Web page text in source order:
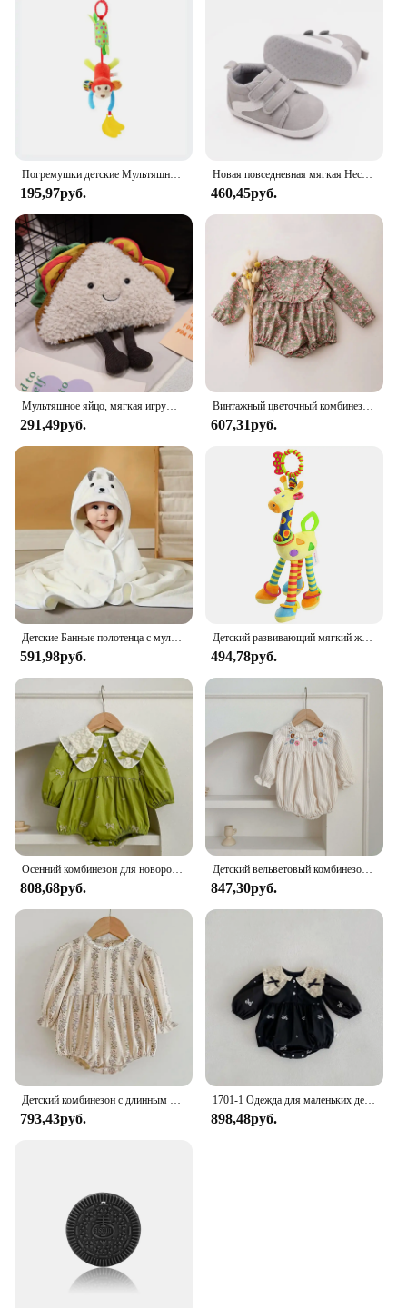
195,97руб.
Новая повседневная мягкая Нескользящая спортивная обувь для малышей, мальчиков и девочек
460,45руб.
291,49руб.
Винтажный цветочный комбинезон для маленьких девочек, весенняя одежда для маленьких девочек на свадьбу и вечеринку
607,31руб.
591,98руб.
Детский развивающий мягкий жираф детская погремушка плюшевый жираф игрушки/детский Жираф Животные Погремушки/мягкий жираф животное
494,78руб.
808,68руб.
Детский вельветовый комбинезон с длинным рукавом, с цветочной вышивкой
847,30руб.
Детский комбинезон с длинным рукавом, с цветочным принтом
793,43руб.
1701-1 Одежда для маленьких девочек, одежда для сестры, весенне-осенняя цельная одежда с воротником-бабочкой для маленьких девочек или платье с вышивкой
898,48руб.